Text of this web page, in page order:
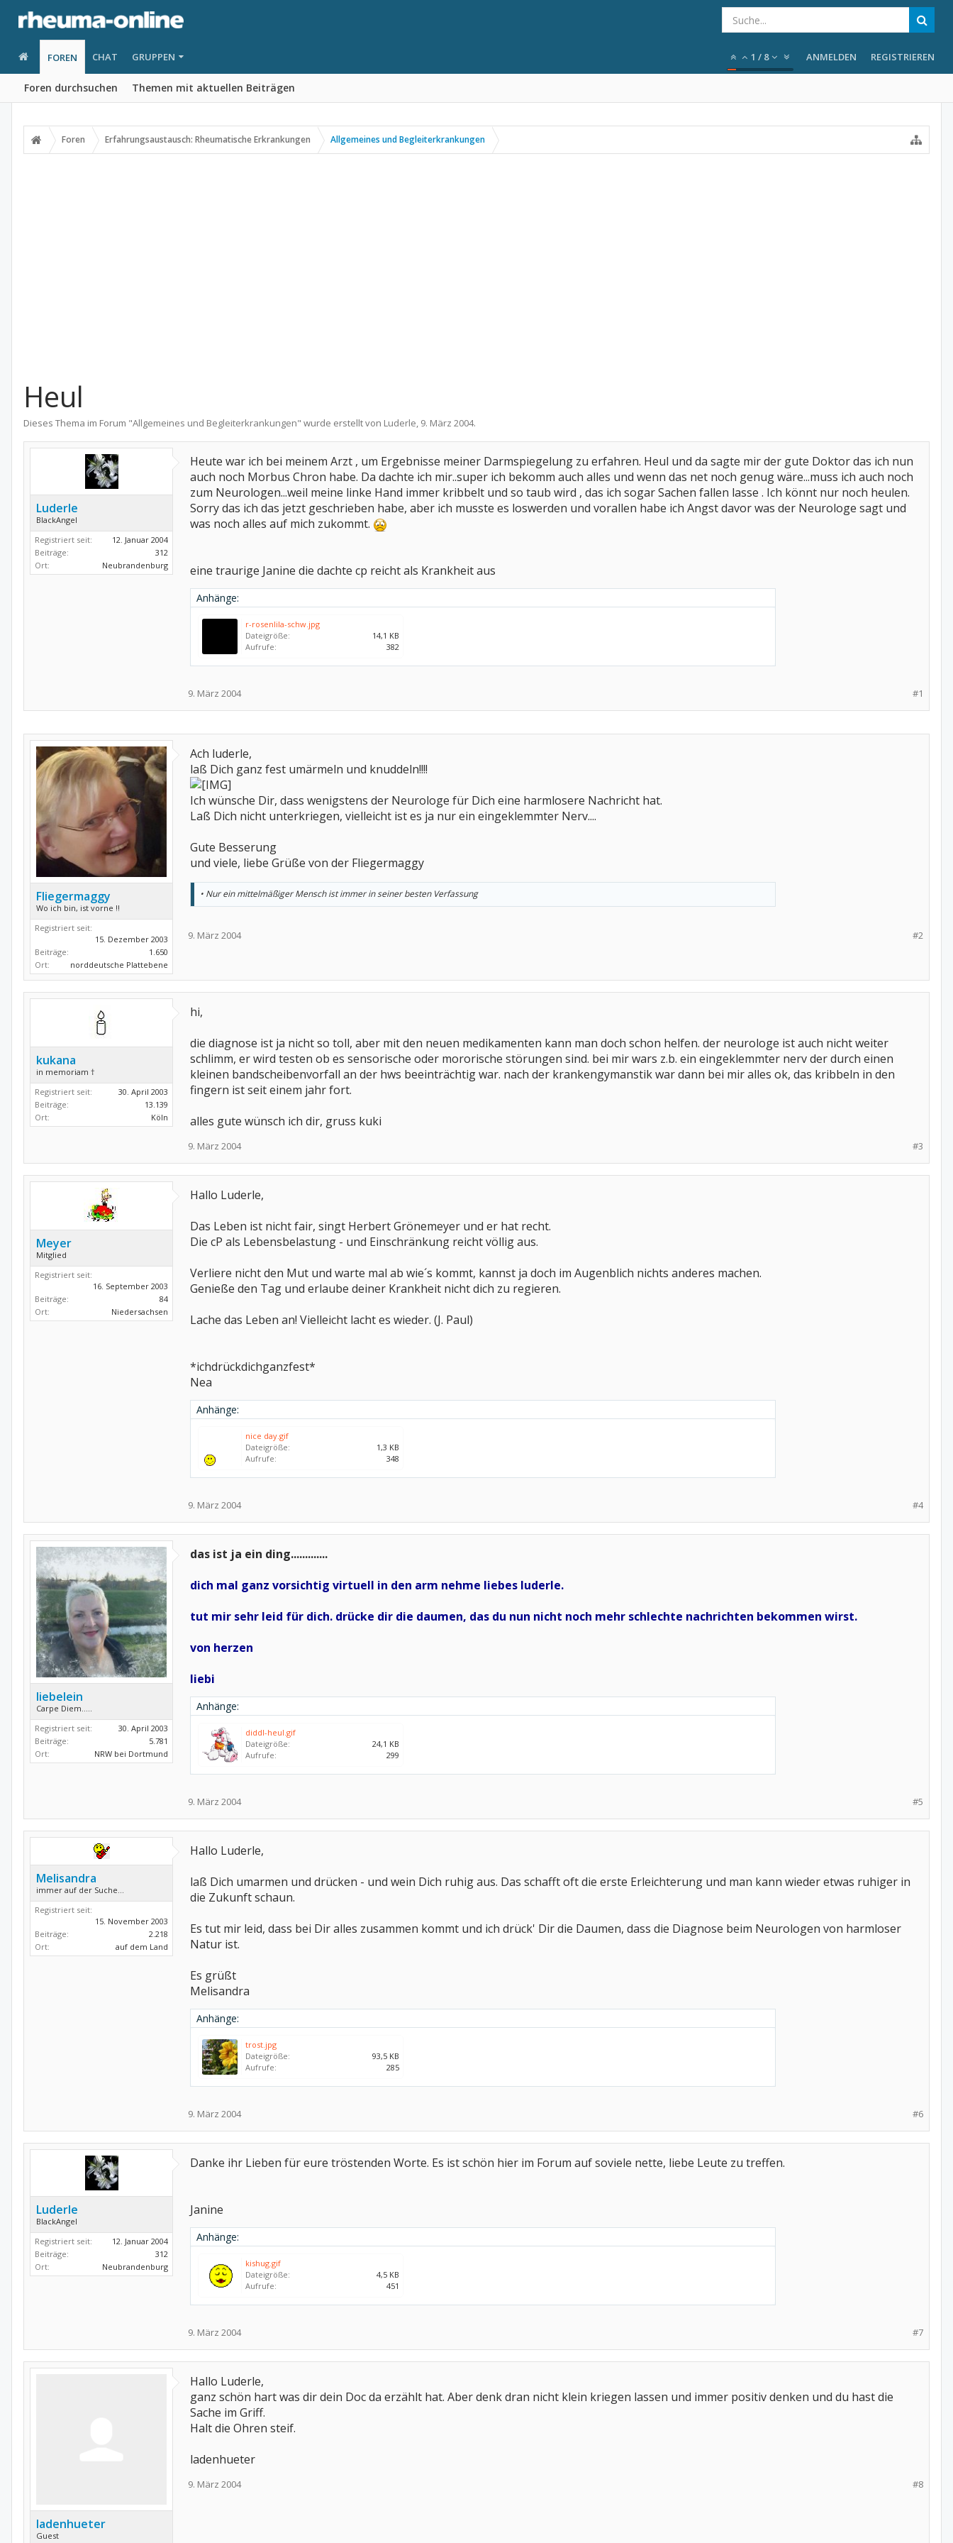
FOREN
Foren durchsuchen Themen mit aktuellen Beiträgen
CHAT GRUPPEN 1 / 8 ANMELDEN REGISTRIEREN
Foren Erfahrungsaustausch: Rheumatische Erkrankungen Allgemeines und Begleiterkrankungen
Heul
Dieses Thema im Forum "Allgemeines und Begleiterkrankungen" wurde erstellt von Luderle, 9. März 2004.
Luderle
BlackAngel
Registriert seit:
12. Januar 2004
Beiträge:
312
Ort:
Neubrandenburg
Heute war ich bei meinem Arzt , um Ergebnisse meiner Darmspiegelung zu erfahren. Heul und da sagte mir der gute Doktor das ich nun
auch noch Morbus Chron habe. Da dachte ich mir..super ich bekomm auch alles und wenn das net noch genug wäre...muss ich auch noch
zum Neurologen...weil meine linke Hand immer kribbelt und so taub wird , das ich sogar Sachen fallen lasse . Ich könnt nur noch heulen.
Sorry das ich das jetzt geschrieben habe, aber ich musste es loswerden und vorallen habe ich Angst davor was der Neurologe sagt und
was noch alles auf mich zukommt.
eine traurige Janine die dachte cp reicht als Krankheit aus
Anhänge:
r-rosenlila-schw.jpg
Dateigröße:
14,1 KB
Aufrufe:
382
#1
9. März 2004
Fliegermaggy
Wo ich bin, ist vorne !!
Registriert seit:
15. Dezember 2003
Beiträge:
1.650
Ort:
norddeutsche Plattebene
Ach luderle,
laß Dich ganz fest umärmeln und knuddeln!!!!
Ich wünsche Dir, dass wenigstens der Neurologe für Dich eine harmlosere Nachricht hat.
Laß Dich nicht unterkriegen, vielleicht ist es ja nur ein eingeklemmter Nerv....
Gute Besserung
und viele, liebe Grüße von der Fliegermaggy
• Nur ein mittelmäßiger Mensch ist immer in seiner besten Verfassung
#2
9. März 2004
kukana
in memoriam †
Registriert seit:
30. April 2003
Beiträge:
13.139
Ort:
Köln
hi,
die diagnose ist ja nicht so toll, aber mit den neuen medikamenten kann man doch schon helfen. der neurologe ist auch nicht weiter
schlimm, er wird testen ob es sensorische oder mororische störungen sind. bei mir wars z.b. ein eingeklemmter nerv der durch einen
kleinen bandscheibenvorfall an der hws beeinträchtig war. nach der krankengymanstik war dann bei mir alles ok, das kribbeln in den
fingern ist seit einem jahr fort.
alles gute wünsch ich dir, gruss kuki
#3
9. März 2004
Meyer
Mitglied
Registriert seit:
16. September 2003
Beiträge:
84
Ort:
Niedersachsen
Hallo Luderle,
Das Leben ist nicht fair, singt Herbert Grönemeyer und er hat recht.
Die cP als Lebensbelastung - und Einschränkung reicht völlig aus.
Verliere nicht den Mut und warte mal ab wie´s kommt, kannst ja doch im Augenblich nichts anderes machen.
Genieße den Tag und erlaube deiner Krankheit nicht dich zu regieren.
Lache das Leben an! Vielleicht lacht es wieder. (J. Paul)
*ichdrückdichganzfest*
Nea
Anhänge:
nice day.gif
Dateigröße:
1,3 KB
Aufrufe:
348
#4
9. März 2004
liebelein
Carpe Diem.....
Registriert seit:
30. April 2003
Beiträge:
5.781
Ort:
NRW bei Dortmund
das ist ja ein ding.............
dich mal ganz vorsichtig virtuell in den arm nehme liebes luderle.
tut mir sehr leid für dich. drücke dir die daumen, das du nun nicht noch mehr schlechte nachrichten bekommen wirst.
von herzen
liebi
Anhänge:
diddl-heul.gif
Dateigröße:
24,1 KB
Aufrufe:
299
#5
9. März 2004
Melisandra
immer auf der Suche...
Registriert seit:
15. November 2003
Beiträge:
2.218
Ort:
auf dem Land
Hallo Luderle,
laß Dich umarmen und drücken - und wein Dich ruhig aus. Das schafft oft die erste Erleichterung und man kann wieder etwas ruhiger in
die Zukunft schaun.
Es tut mir leid, dass bei Dir alles zusammen kommt und ich drück' Dir die Daumen, dass die Diagnose beim Neurologen von harmloser
Natur ist.
Es grüßt
Melisandra
Anhänge:
trost.jpg
Dateigröße:
93,5 KB
Aufrufe:
285
#6
9. März 2004
Luderle
BlackAngel
Registriert seit:
12. Januar 2004
Beiträge:
312
Ort:
Neubrandenburg
Danke ihr Lieben für eure tröstenden Worte. Es ist schön hier im Forum auf soviele nette, liebe Leute zu treffen.
Janine
Anhänge:
kishug.gif
Dateigröße:
4,5 KB
Aufrufe:
451
#7
9. März 2004
ladenhueter
Guest
Hallo Luderle,
ganz schön hart was dir dein Doc da erzählt hat. Aber denk dran nicht klein kriegen lassen und immer positiv denken und du hast die
Sache im Griff.
Halt die Ohren steif.
ladenhueter
#8
9. März 2004